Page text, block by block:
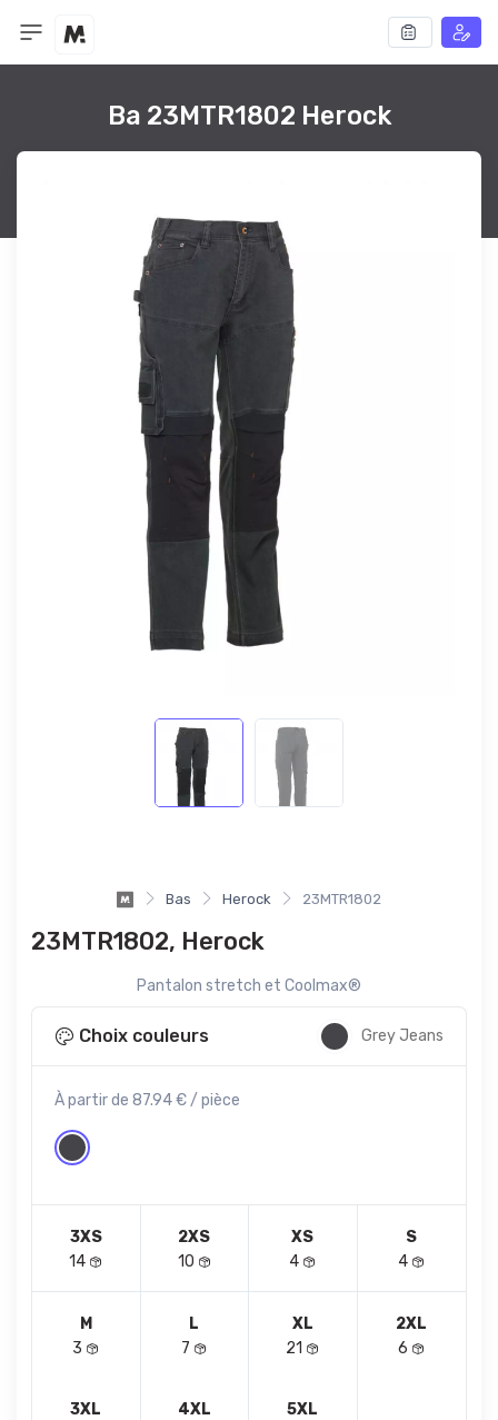
Ba 23MTR1802 Herock
Bas Herock 23MTR1802
23MTR1802, Herock
Pantalon stretch et Coolmax®
Choix couleurs Grey Jeans
À partir de 87.94 € / pièce
3XS
14
2XS
10
XS
4
S
4
M
3
L
7
XL
21
2XL
6
3XL
4XL
5XL